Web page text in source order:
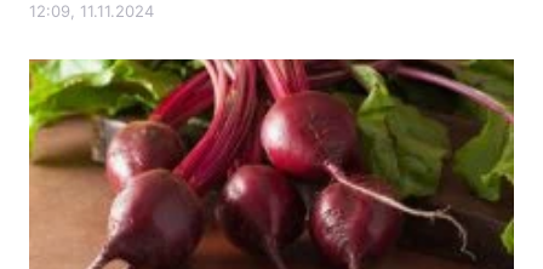
12:09, 11.11.2024